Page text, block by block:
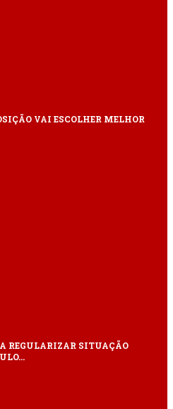
VAI ESCOLHER MELHOR
REGULARIZAR SITUAÇÃO